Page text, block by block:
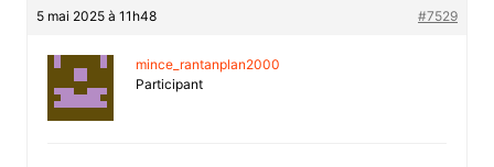
5 mai 2025 à 11h48 #7529
mince_rantanplan2000
Participant